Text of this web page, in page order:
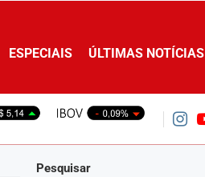
ESPECIAIS ÚLTIMAS NOTÍCIAS
Pesquisar